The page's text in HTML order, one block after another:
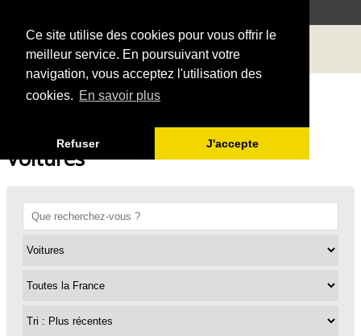
Ce site utilise des cookies pour vous offrir le
meilleur service. En poursuivant votre
navigation, vous acceptez l'utilisation des
cookies. En savoir plus
Refuser J'accepte
Voitures